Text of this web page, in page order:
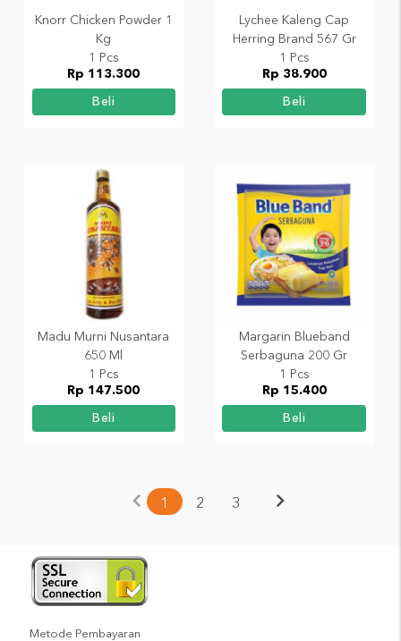
Knorr Chicken Powder 1
Kg
1 Pcs
Rp 113.300
Beli
Lychee Kaleng Cap
Herring Brand 567 Gr
1 Pcs
Rp 38.900
Beli
Madu Murni Nusantara
650 Ml
1 Pcs
Rp 147.500
Beli
Margarin Blueband
Serbaguna 200 Gr
1 Pcs
Rp 15.400
Beli
chevron_left 1 2 3 chevron_right
Metode Pembayaran